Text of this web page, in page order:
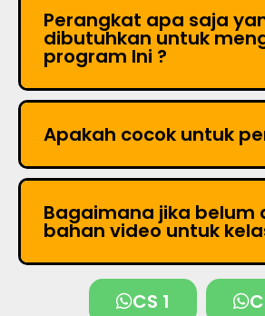
Perangkat apa saja
dibutuhkan untuk
program Ini ?
Apakah cocok untuk
Bagaimana jika belum
bahan video untuk
CS 1